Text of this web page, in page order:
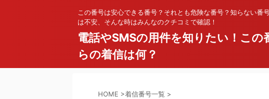
この番号は安心できる番号？それとも危険な番号？知らない番
は不安、そんな時はみんなのクチコミで確認！
電話やSMSの用件を知りたい！この
らの着信は何？
HOME >着信番号一覧 >